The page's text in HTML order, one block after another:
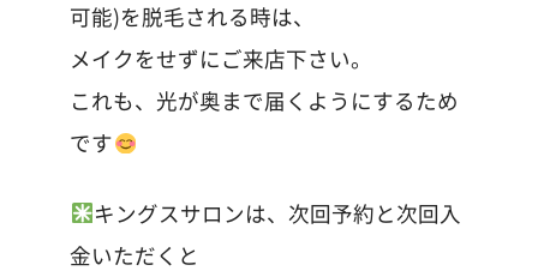
可能)を脱毛される時は、
メイクをせずにご来店下さい。
これも、光が奥まで届くようにするため
です
キングスサロンは、次回予約と次回入
金いただくと